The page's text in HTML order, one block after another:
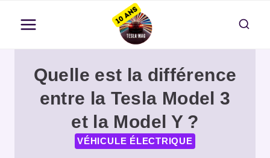
contenu
Quelle est la différence
entre la Tesla Model 3
et la Model Y ?
VÉHICULE ÉLECTRIQUE